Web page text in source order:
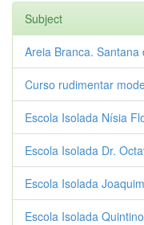
Subject
Areia Branca. Santana
Curso rudimentar
Escola Isolada Nísia
Escola Isolada Dr.
Escola Isolada
Escola Isolada